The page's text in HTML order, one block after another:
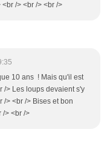
/> <br /> <br />
10 ans ! Mais qu'il est
/> Les loups devaient s'y
/> <br /> Bises et bon
/> <br />